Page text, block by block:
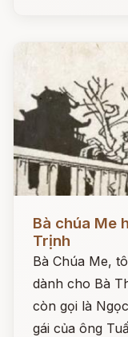
Bà chúa Me
Trịnh
Bà Chúa Me,
dành cho Bà
còn gọi là
gái của ông